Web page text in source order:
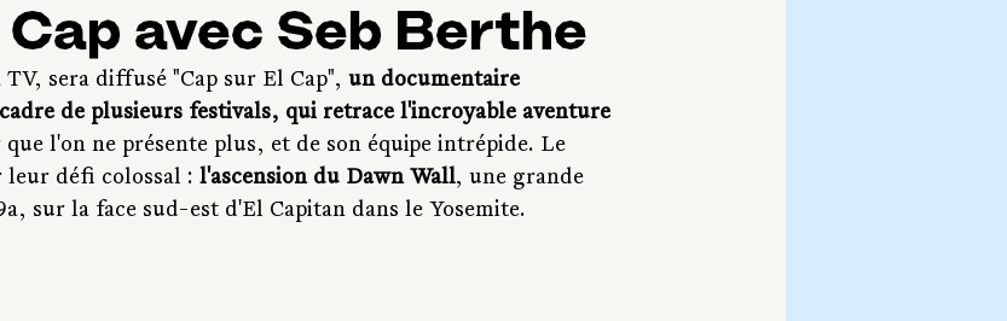
avec Seb Berthe
sera diffusé "Cap sur El Cap", un documentaire
de plusieurs festivals, qui retrace l'incroyable aventure
l'on ne présente plus, et de son équipe intrépide. Le
défi colossal : l'ascension du Dawn Wall, une grande
sur la face sud-est d'El Capitan dans le Yosemite.